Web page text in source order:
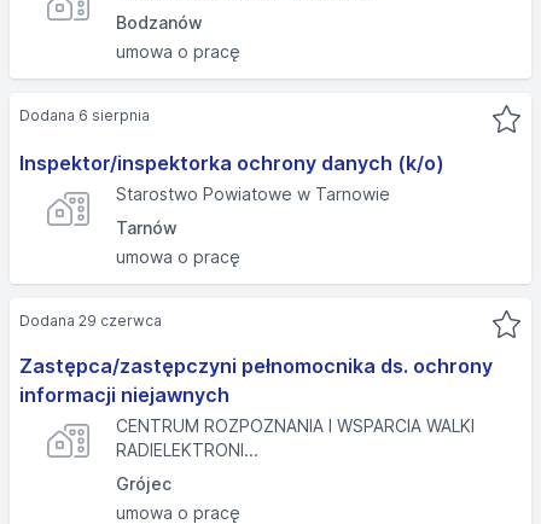
Bodzanów
umowa o pracę
Inspektor/inspektorka ochrony danych (k/o)
Starostwo Powiatowe w Tarnowie
Tarnów
umowa o pracę
Dodana 6 sierpnia
Zastępca/zastępczyni pełnomocnika ds. ochrony
informacji niejawnych
CENTRUM ROZPOZNANIA I WSPARCIA WALKI
RADIELEKTRONI...
Grójec
umowa o pracę
Dodana 29 czerwca